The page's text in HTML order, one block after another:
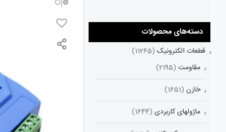
دسته‌های محصولات
قطعات الکترونیک (11265)
مقاومت (2195)
خازن (1651)
ماژولهای کاربردی (1644)